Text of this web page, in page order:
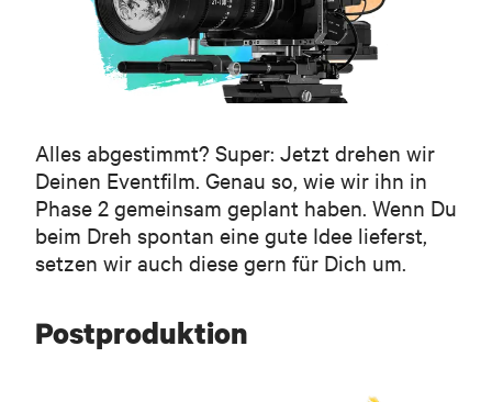
Alles abgestimmt? Super: Jetzt drehen wir
Deinen Eventfilm. Genau so, wie wir ihn in
Phase 2 gemeinsam geplant haben. Wenn Du
beim Dreh spontan eine gute Idee lieferst,
setzen wir auch diese gern für Dich um.
Postproduktion